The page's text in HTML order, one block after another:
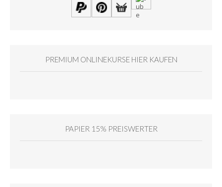
PREMIUM ONLINEKURSE HIER KAUFEN
PAPIER 15% PREISWERTER